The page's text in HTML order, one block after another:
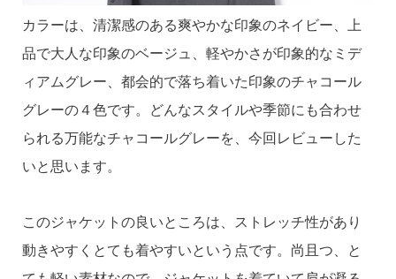
カラーは、清潔感のある爽やかな印象のネイビー、上
品で大人な印象のベージュ、軽やかさが印象的なミデ
ィアムグレー、都会的で落ち着いた印象のチャコール
グレーの４色です。どんなスタイルや季節にも合わせ
られる万能なチャコールグレーを、今回レビューした
いと思います。
このジャケットの良いところは、ストレッチ性があり
動きやすくとても着やすいという点です。尚且つ、と